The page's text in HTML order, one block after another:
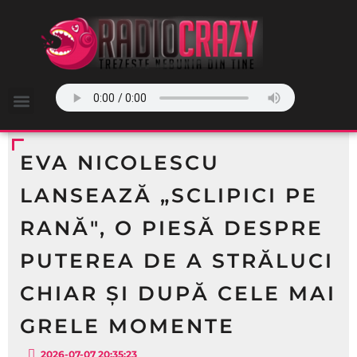
EVA NICOLESCU
LANSEAZĂ „SCLIPICI PE
RANĂ", O PIESĂ DESPRE
PUTEREA DE A STRĂLUCI
CHIAR ȘI DUPĂ CELE MAI
GRELE MOMENTE
2026-07-07 20:35:23